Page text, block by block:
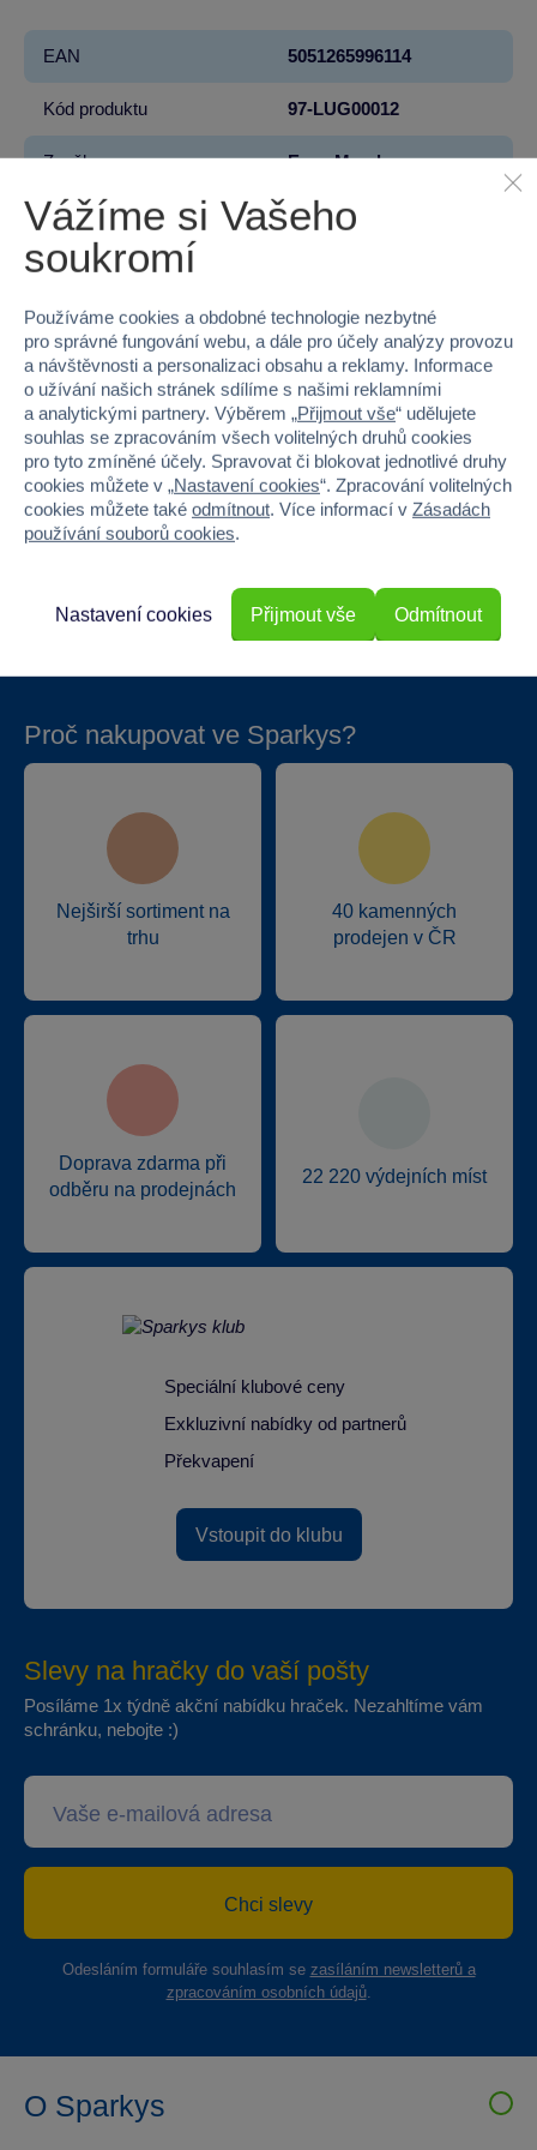
EAN 5051265996114
Kód produktu 97-LUG00012
Značka Epee Merch
Licence DC
Řada
Věk od 3
Pohlaví HOLKA, KLUK
Šířka 10
Výška 18
Hloubka
38
Proč nakupovat ve Sparkys?
Nejširší sortiment na
trhu
40 kamenných
prodejen v ČR
Doprava zdarma při
odběru na prodejnách
22 220 výdejních míst
Speciální klubové ceny
Exkluzivní nabídky od partnerů
Překvapení
Vstoupit do klubu
Slevy na hračky do vaší pošty
Posíláme 1x týdně akční nabídku hraček. Nezahltíme vám
schránku, nebojte :)
Chci slevy
Odesláním formuláře souhlasím se zasíláním newsletterů a
zpracováním osobních údajů.
O Sparkys
Vážíme si Vašeho
soukromí
Používáme cookies a obdobné technologie nezbytné
pro správné fungování webu, a dále pro účely analýzy provozu
a návštěvnosti a personalizaci obsahu a reklamy. Informace
o užívání našich stránek sdílíme s našimi reklamními
a analytickými partnery. Výběrem „Přijmout vše“ udělujete
souhlas se zpracováním všech volitelných druhů cookies
pro tyto zmíněné účely. Spravovat či blokovat jednotlivé druhy
cookies můžete v „Nastavení cookies“. Zpracování volitelných
cookies můžete také odmítnout. Více informací v Zásadách
používání souborů cookies.
Odmítnout
Nastavení cookies Přijmout vše